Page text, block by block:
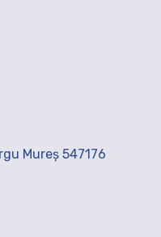
Mureș 547176